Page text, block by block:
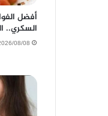
أفضل
السكري..
2026/08/08 5:28:54